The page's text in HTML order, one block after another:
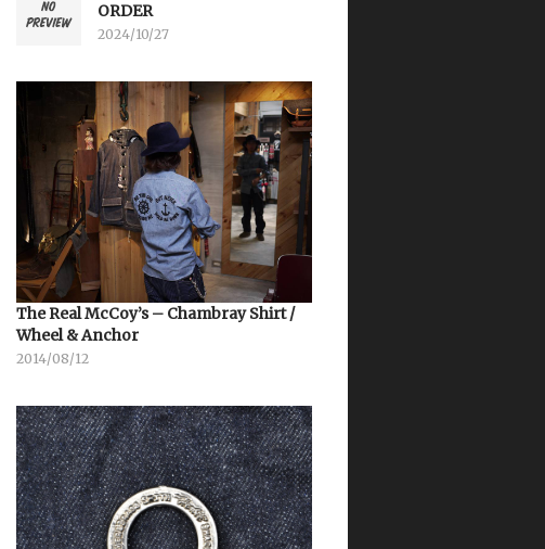
ORDER
2024/10/27
The Real McCoy’s – Chambray Shirt /
Wheel & Anchor
2014/08/12